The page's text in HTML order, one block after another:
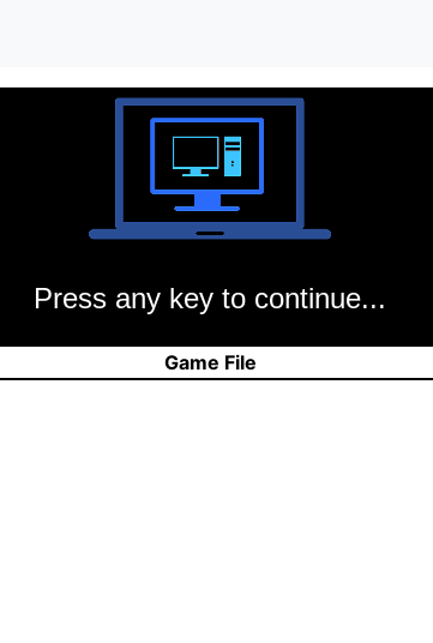
Press any key to continue...
Game File